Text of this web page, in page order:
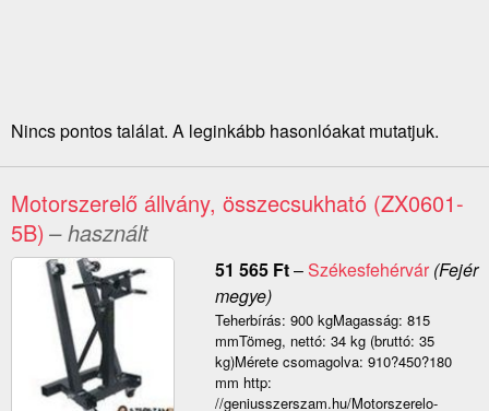
Nincs pontos találat. A leginkább hasonlóakat mutatjuk.
Motorszerelő állvány, összecsukható (ZX0601-
5B) – használt
51 565 Ft–Székesfehérvár(Fejér
megye)
Teherbírás: 900 kgMagasság: 815
mmTömeg, nettó: 34 kg (bruttó: 35
kg)Mérete csomagolva: 910?450?180
mm http:
//geniusszerszam.hu/Motorszerelo-